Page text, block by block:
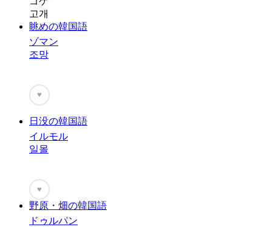
고개
眺めの韓国語
ゾマン
조망
♥
日没の韓国語
イルモル
일몰
♥
野原・畑の韓国語
ドゥルパン